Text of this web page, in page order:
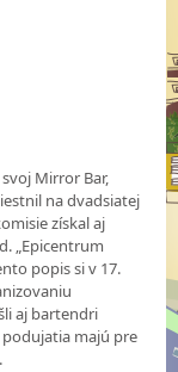
Mirror Bar,
na dvadsiatej
získal aj
„Epicentrum
popis si v 17.
aj bartendri
majú pre